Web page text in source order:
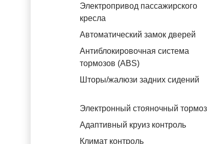
Электропривод пассажирского
кресла
Автоматический замок дверей
Антиблокировочная система
тормозов (ABS)
Шторы/жалюзи задних сидений
Электронный стояночный тормоз
Адаптивный круиз контроль
Климат контроль